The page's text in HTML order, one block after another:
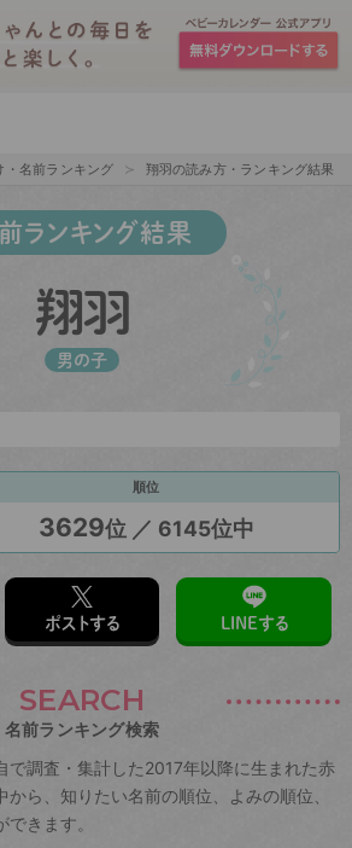
・名前ランキング 翔羽の読み方・ランキング結果
ランキング結果
翔羽
男の子
順位
3629位 ／ 6145位中
ポストする LINEする
SEARCH
名前ランキング検索
で調査・集計した2017年以降に生まれた赤
ら、知りたい名前の順位、よみの順位、
きます。